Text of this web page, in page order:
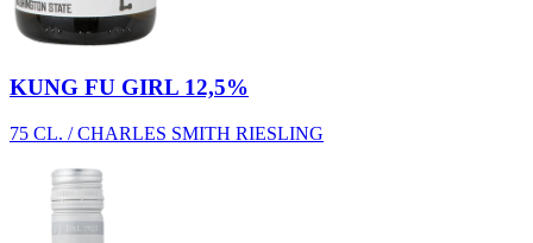
KUNG FU GIRL 12,5%
75 CL. / CHARLES SMITH RIESLING